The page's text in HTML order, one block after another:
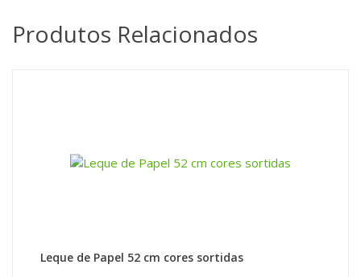
Produtos Relacionados
Leque de Papel 52 cm cores sortidas